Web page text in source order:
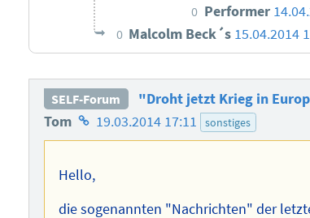
0 Performer
0 Malcolm Beck´s 15.04.2014
SELF-Forum
"Droht jetzt Krieg in
Tom Homepage
des
Autors
19.03.2014 17:11 sonstiges
Hello,
die sogenannten "Nachrichten" der